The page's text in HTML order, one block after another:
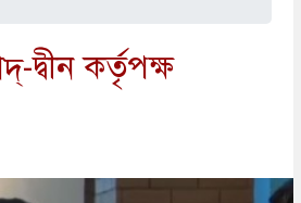
দ্বীন কর্তৃপক্ষ